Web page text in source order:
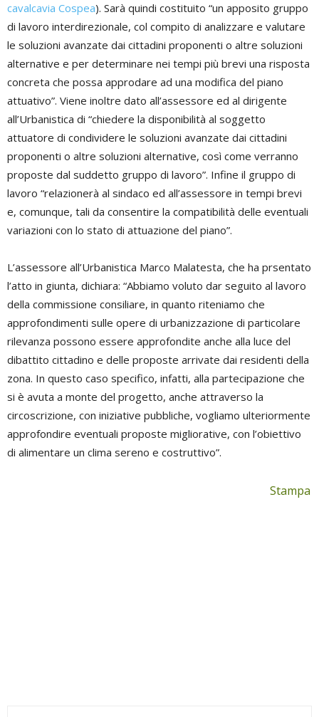
cavalcavia Cospea). Sarà quindi costituito “un apposito gruppo
di lavoro interdirezionale, col compito di analizzare e valutare
le soluzioni avanzate dai cittadini proponenti o altre soluzioni
alternative e per determinare nei tempi più brevi una risposta
concreta che possa approdare ad una modifica del piano
attuativo”. Viene inoltre dato all’assessore ed al dirigente
all’Urbanistica di “chiedere la disponibilità al soggetto
attuatore di condividere le soluzioni avanzate dai cittadini
proponenti o altre soluzioni alternative, così come verranno
proposte dal suddetto gruppo di lavoro”. Infine il gruppo di
lavoro “relazionerà al sindaco ed all’assessore in tempi brevi
e, comunque, tali da consentire la compatibilità delle eventuali
variazioni con lo stato di attuazione del piano”.
L’assessore all’Urbanistica Marco Malatesta, che ha prsentato
l’atto in giunta, dichiara: “Abbiamo voluto dar seguito al lavoro
della commissione consiliare, in quanto riteniamo che
approfondimenti sulle opere di urbanizzazione di particolare
rilevanza possono essere approfondite anche alla luce del
dibattito cittadino e delle proposte arrivate dai residenti della
zona. In questo caso specifico, infatti, alla partecipazione che
si è avuta a monte del progetto, anche attraverso la
circoscrizione, con iniziative pubbliche, vogliamo ulteriormente
approfondire eventuali proposte migliorative, con l’obiettivo
di alimentare un clima sereno e costruttivo”.
Stampa